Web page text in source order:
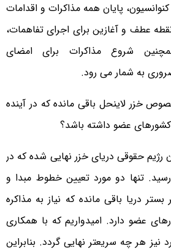
پایان همه مذاکرات و اقدامات
عطف و آغازین برای اجرای تفاهمات،
شروع مذاکرات برای امضای
به شمار می رود.
خزر لاینحل باقی مانده که در آینده
کشورهای عضو داشته باشد؟
رژیم حقوقی دریای خزر نهایی شده که در
تنها دو مورد تعیین خطوط مبدا و
دریا باقی مانده که نیاز به مذاکره
عضو دارد. امیدواریم که با همکاری
نیز هر چه سریعتر نهایی گردد. بنابراین